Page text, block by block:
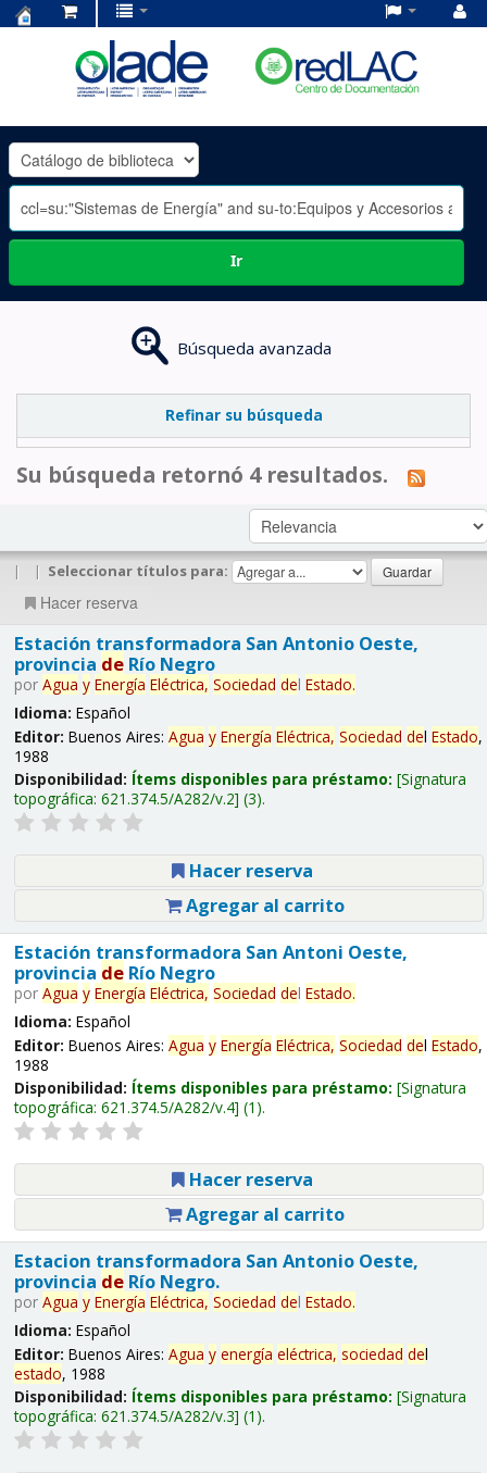
OLADE
-
Ir
Búsqueda avanzada
Refinar su búsqueda
Su búsqueda retornó 4 resultados.
| | Seleccionar títulos para:
Hacer reserva
Estación transformadora San Antonio Oeste,
provincia deRío Negro
por Agua y Energía Eléctrica, Sociedad del Estado.
Idioma: Español
Editor: Buenos Aires: Agua y Energía Eléctrica, Sociedad del Estado,
1988
Disponibilidad: Ítems disponibles para préstamo: Signatura
topográfica: 621.374.5/A282/v.2 (3).
Hacer reserva
Agregar al carrito
Estación transformadora San Antoni Oeste,
provincia deRío Negro
por Agua y Energía Eléctrica, Sociedad del Estado.
Idioma: Español
Editor: Buenos Aires: Agua y Energía Eléctrica, Sociedad del Estado,
1988
Disponibilidad: Ítems disponibles para préstamo: Signatura
topográfica: 621.374.5/A282/v.4 (1).
Hacer reserva
Agregar al carrito
Estacion transformadora San Antonio Oeste,
provincia deRío Negro.
por Agua y Energía Eléctrica, Sociedad del Estado.
Idioma: Español
Editor: Buenos Aires: Agua y energía eléctrica, sociedad del
estado, 1988
Disponibilidad: Ítems disponibles para préstamo: Signatura
topográfica: 621.374.5/A282/v.3 (1).